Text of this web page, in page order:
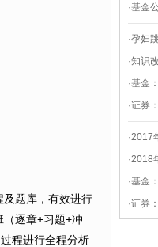
及题库，有效进行
逐章+习题+冲
程进行全程分析
·基金
·孕妇
·知识
·基金
·证券
·2017
·2018
·基金
·证券